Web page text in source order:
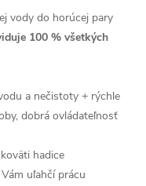
vody do horúcej pary
100 % všetkých
a nečistoty + rýchle
dobrá ovládateľnosť
hadice
uľahčí prácu